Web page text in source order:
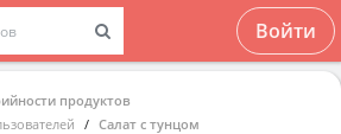
Войти
продуктов
Салат с тунцом